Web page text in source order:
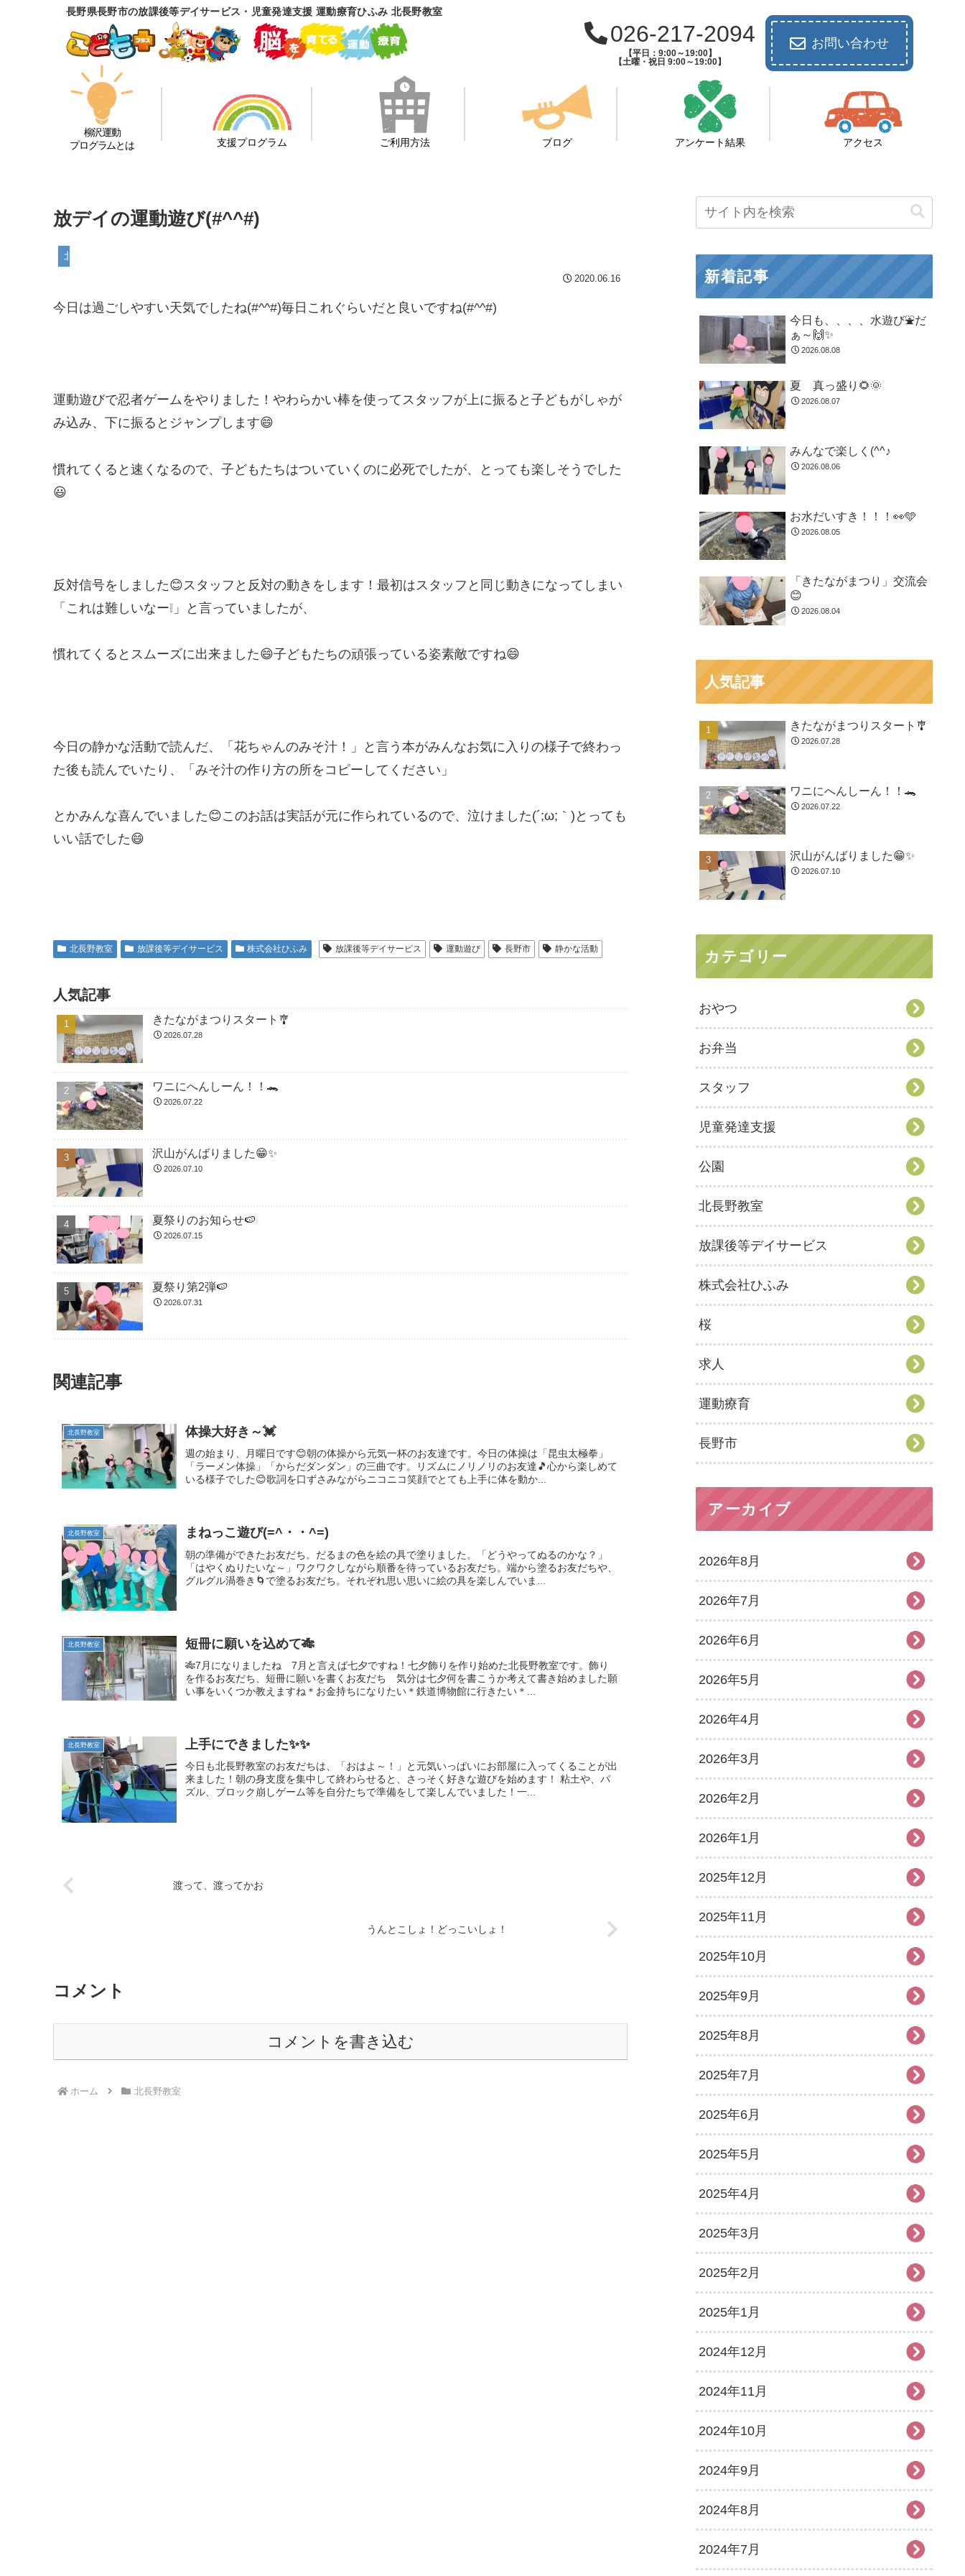
長野県長野市の放課後等デイサービス・児童発達支援 運動療育ひふみ 北長野教室
026-217-2094
【平日：9:00～19:00】
【土曜・祝日 9:00～19:00】
お問い合わせ
柳沢運動
プログラムとは
支援プログラム ご利用方法 ブログ アンケート結果 アクセス
放デイの運動遊び(#^^#)
北長野教室
2020.06.16
今日は過ごしやすい天気でしたね(#^^#)毎日これぐらいだと良いですね(#^^#)
運動遊びで忍者ゲームをやりました！やわらかい棒を使ってスタッフが上に振ると子どもがしゃが
み込み、下に振るとジャンプします😄
慣れてくると速くなるので、子どもたちはついていくのに必死でしたが、とっても楽しそうでした
😃
反対信号をしました😊スタッフと反対の動きをします！最初はスタッフと同じ動きになってしまい
「これは難しいなー❕」と言っていましたが、
慣れてくるとスムーズに出来ました😄子どもたちの頑張っている姿素敵ですね😄
今日の静かな活動で読んだ、「花ちゃんのみそ汁！」と言う本がみんなお気に入りの様子で終わっ
た後も読んでいたり、「みそ汁の作り方の所をコピーしてください」
とかみんな喜んでいました😊このお話は実話が元に作られているので、泣けました(´;ω;｀)とっても
いい話でした😄
北長野教室 放課後等デイサービス 株式会社ひふみ 放課後等デイサービス 運動遊び 長野市 静かな活動
人気記事
きたながまつりスタート🎐
2026.07.28
ワニにへんしーん！！🐊
2026.07.22
沢山がんばりました😁✨
2026.07.10
夏祭りのお知らせ🍉
2026.07.15
夏祭り第2弾🍉
2026.07.31
関連記事
北長野教室 体操大好き～💓
週の始まり、月曜日です😊朝の体操から元気一杯のお友達です。今日の体操は「昆虫太極拳」
「ラーメン体操」「からだダンダン」の三曲です。リズムにノリノリのお友達🎵心から楽しめて
いる様子でした😊歌詞を口ずさみながらニコニコ笑顔でとても上手に体を動か...
北長野教室 まねっこ遊び(=^・・^=)
朝の準備ができたお友だち。だるまの色を絵の具で塗りました。「どうやってぬるのかな？」
「はやくぬりたいな～」ワクワクしながら順番を待っているお友だち。端から塗るお友だちや、
グルグル渦巻き🌀で塗るお友だち。それぞれ思い思いに絵の具を楽しんでいま...
北長野教室 短冊に願いを込めて🎋
🎋7月になりましたね 7月と言えば七夕ですね！七夕飾りを作り始めた北長野教室です。飾り
を作るお友だち、短冊に願いを書くお友だち 気分は七夕何を書こうか考えて書き始めました願
い事をいくつか教えますね＊お金持ちになりたい＊鉄道博物館に行きたい＊...
北長野教室 上手にできました✨✨
今日も北長野教室のお友だちは、「おはよ～！」と元気いっぱいにお部屋に入ってくることが出
来ました！朝の身支度を集中して終わらせると、さっそく好きな遊びを始めます！ 粘土や、パ
ズル、ブロック崩しゲーム等を自分たちで準備をして楽しんでいました！一...
渡って、渡ってかお
うんとこしょ！どっこいしょ！
コメント
コメントを書き込む
ホーム 北長野教室
新着記事
今日も、、、、水遊び⛲だ
ぁ～🙌✨
2026.08.08
夏 真っ盛り🌻🌞
2026.08.07
みんなで楽しく(^^♪
2026.08.06
お水だいすき！！！👀🩵
2026.08.05
「きたながまつり」交流会
😊
2026.08.04
人気記事
きたながまつりスタート🎐
2026.07.28
ワニにへんしーん！！🐊
2026.07.22
沢山がんばりました😁✨
2026.07.10
カテゴリー
おやつ
お弁当
スタッフ
児童発達支援
公園
北長野教室
放課後等デイサービス
株式会社ひふみ
桜
求人
運動療育
長野市
アーカイブ
2026年8月
2026年7月
2026年6月
2026年5月
2026年4月
2026年3月
2026年2月
2026年1月
2025年12月
2025年11月
2025年10月
2025年9月
2025年8月
2025年7月
2025年6月
2025年5月
2025年4月
2025年3月
2025年2月
2025年1月
2024年12月
2024年11月
2024年10月
2024年9月
2024年8月
2024年7月